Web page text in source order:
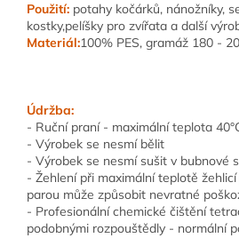
Použití: potahy kočárků, nánožníky,
kostky,pelíšky pro zvířata a další
Materiál:100% PES, gramáž 180 -
Údržba:
- Ruční praní - maximální teplota
- Výrobek se nesmí bělit
- Výrobek se nesmí sušit v bubnové
- Žehlení při maximální teplotě
parou může způsobit nevratné
- Profesionální chemické čištění
podobnými rozpouštědly - normální